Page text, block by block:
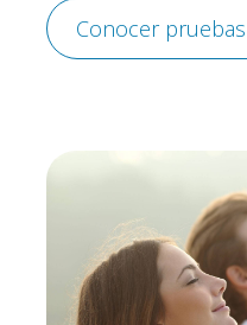
Conocer pruebas